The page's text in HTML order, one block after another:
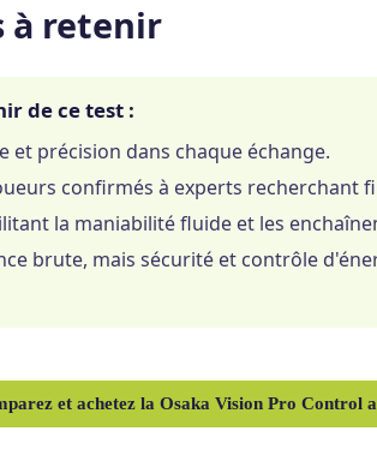
à retenir
de ce test :
et précision dans chaque échange.
confirmés à experts recherchant
la maniabilité fluide et les
brute, mais sécurité et contrôle
et achetez la Osaka Vision Pro Control